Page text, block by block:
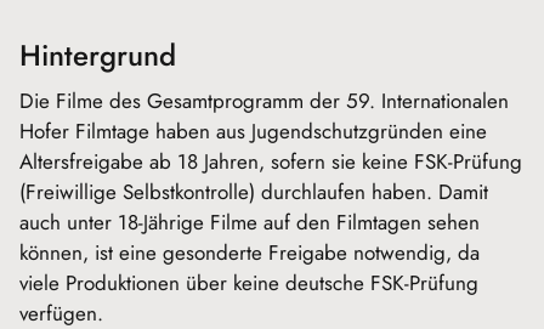
Hintergrund
Die Filme des Gesamtprogramm der 59. Internationalen
Hofer Filmtage haben aus Jugendschutzgründen eine
Altersfreigabe ab 18 Jahren, sofern sie keine FSK-Prüfung
(Freiwillige Selbstkontrolle) durchlaufen haben. Damit
auch unter 18-Jährige Filme auf den Filmtagen sehen
können, ist eine gesonderte Freigabe notwendig, da
viele Produktionen über keine deutsche FSK-Prüfung
verfügen.